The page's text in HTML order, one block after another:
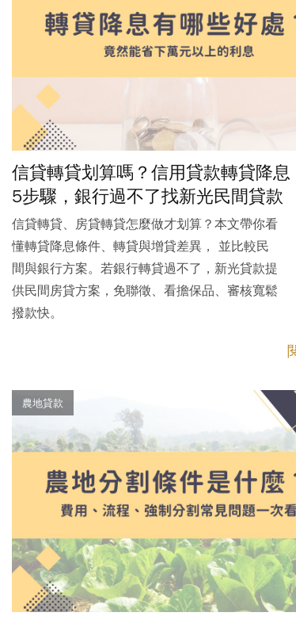
信貸轉貸划算嗎？信用貸款轉貸降息
5步驟，銀行過不了找新光民間貸款
信貸轉貸、房貸轉貸怎麼做才划算？本文帶你看
懂轉貸降息條件、轉貸與增貸差異， 並比較民
間與銀行方案。若銀行轉貸過不了，新光貸款提
供民間房貸方案，免聯徵、看擔保品、審核寬鬆
撥款快。
農地貸款